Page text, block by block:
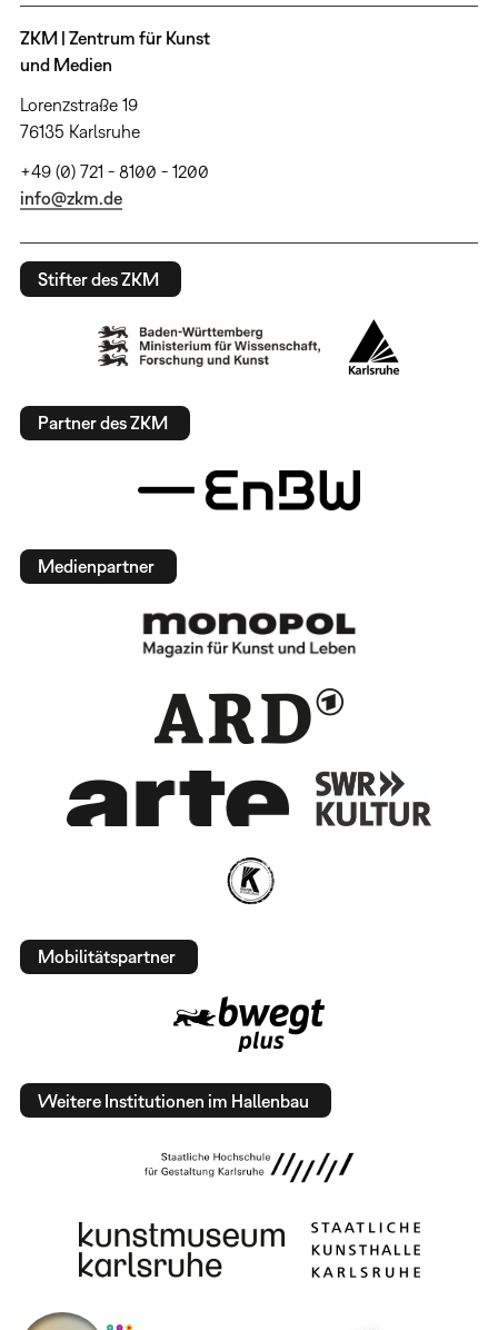
ZKM | Zentrum für Kunst
und Medien
Lorenzstraße 19
76135 Karlsruhe
+49 (0) 721 - 8100 - 1200
info@zkm.de
Stifter des ZKM
Partner des ZKM
Medienpartner
Mobilitätspartner
Weitere Institutionen im Hallenbau